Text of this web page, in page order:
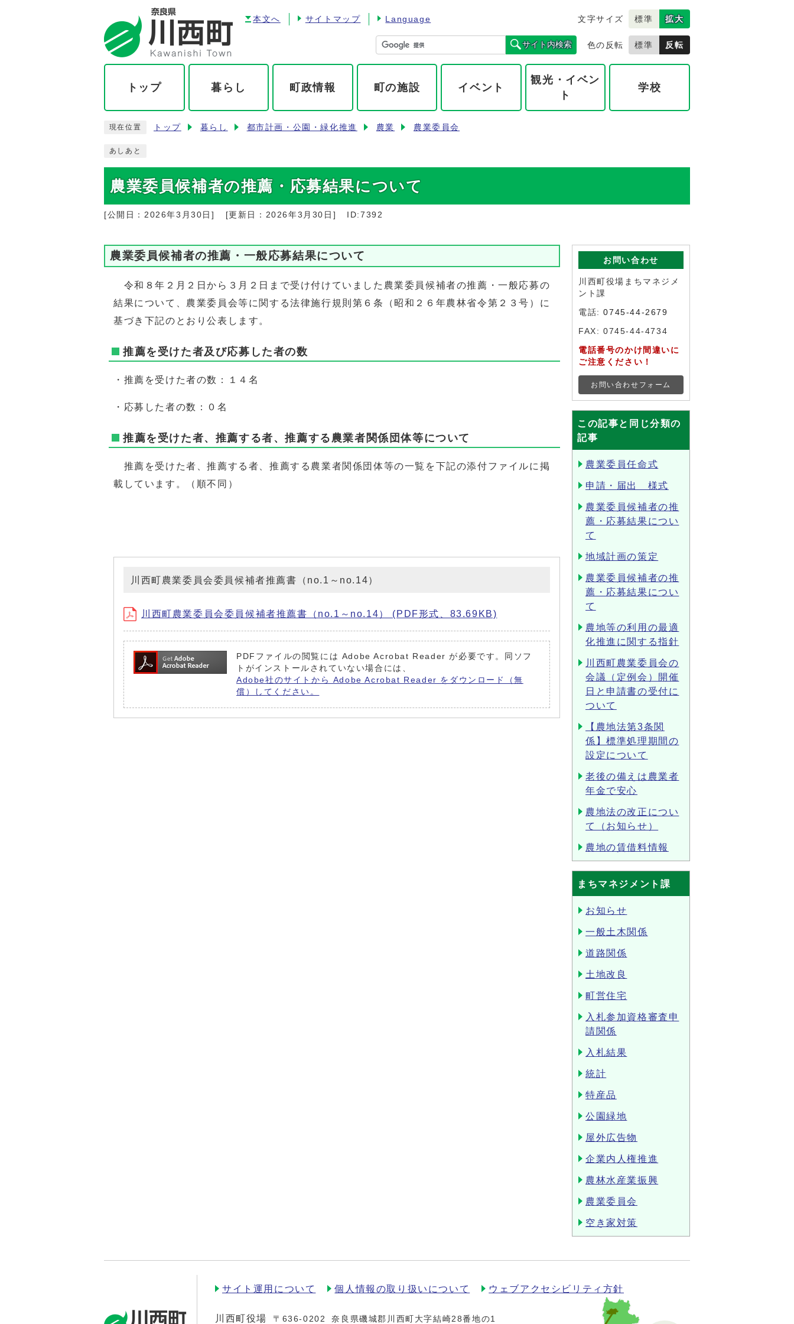
本文へ サイトマップ Language 文字サイズ 標準 拡大
サイト内検索 色の反転 標準 反転
トップ 暮らし 町政情報 町の施設 イベント
観光・イベン
ト
学校
現在位置 トップ 暮らし 都市計画・公園・緑化推進 農業 農業委員会
あしあと
農業委員候補者の推薦・応募結果について
[公開日： 2026年3月30日 ] [更新日： 2026年3月30日 ] ID:7392
農業委員候補者の推薦・一般応募結果について
令和８年２月２日から３月２日まで受け付けていました農業委員候補者の推薦・一般応募の
結果について、農業委員会等に関する法律施行規則第６条（昭和２６年農林省令第２３号）に
基づき下記のとおり公表します。
推薦を受けた者及び応募した者の数
・推薦を受けた者の数：１４名
・応募した者の数：０名
推薦を受けた者、推薦する者、推薦する農業者関係団体等について
推薦を受けた者、推薦する者、推薦する農業者関係団体等の一覧を下記の添付ファイルに掲
載しています。（順不同）
川西町農業委員会委員候補者推薦書（no.1～no.14）
川西町農業委員会委員候補者推薦書（no.1～no.14） (PDF形式、83.69KB)
PDFファイルの閲覧には Adobe Acrobat Reader が必要です。同ソフ
トがインストールされていない場合には、
Adobe社のサイトから Adobe Acrobat Reader をダウンロード（無
償）してください。
お問い合わせ
川西町役場まちマネジメ
ント課
電話:0745-44-2679
FAX: 0745-44-4734
電話番号のかけ間違いに
ご注意ください！
お問い合わせフォーム
この記事と同じ分類の
記事
農業委員任命式
申請・届出 様式
農業委員候補者の推
薦・応募結果につい
て
地域計画の策定
農業委員候補者の推
薦・応募結果につい
て
農地等の利用の最適
化推進に関する指針
川西町農業委員会の
会議（定例会）開催
日と申請書の受付に
ついて
【農地法第3条関
係】標準処理期間の
設定について
老後の備えは農業者
年金で安心
農地法の改正につい
て（お知らせ）
農地の賃借料情報
まちマネジメント課
お知らせ
一般土木関係
道路関係
土地改良
町営住宅
入札参加資格審査申
請関係
入札結果
統計
特産品
公園緑地
屋外広告物
企業内人権推進
農林水産業振興
農業委員会
空き家対策
サイト運用について 個人情報の取り扱いについて ウェブアクセシビリティ方針
川西町役場 〒636-0202 奈良県磯城郡川西町大字結崎28番地の1